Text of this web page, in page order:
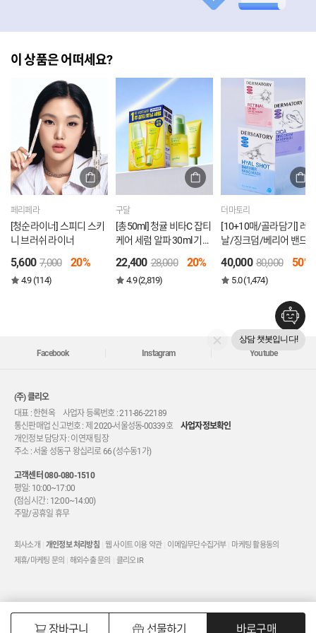
이 상품은 어떠세요?
페리페라
[청순라이너] 스피디 스키
니 브러쉬 라이너
5,600 7,000 20%
4.9 (114)
구달
[총50ml] 청귤 비타C 잡티
케어 세럼 알파 30ml 기획
22,400 28,000 20%
4.9 (2,819)
더마토리
[10+10매/골라담기] 레
날/징크덤/베리어 밴드마
매
40,000 80,000 50%
5.0 (1,474)
바로구매
장바구니 선물하기 바로구매
Facebook Instagram Youtube
(주) 클리오
대표 : 한현옥 사업자 등록번호 : 211-86-22189
통신판매업 신고번호 : 제 2020-서울성동-00339호사업자정보확인
개인정보 담당자 : 이연재 팀장
주소 : 서울 성동구 왕십리로 66 (성수동1가)
고객센터080-080-1510
평일: 10:00~17:00
(점심시간 : 12:00~14:00)
주말/공휴일 휴무
회사소개 개인정보 처리방침 웹 사이트 이용 약관 이메일무단수집거부
마케팅 활용동의
제휴/마케팅 문의
해외수출 문의 클리오 IR
상담 챗봇입니다!